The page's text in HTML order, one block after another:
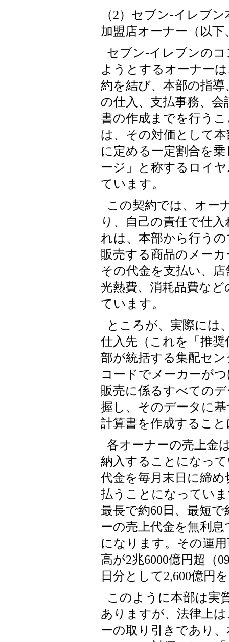
（2）セブン-イレブ
加盟店オーナー（以
セブン-イレブンの
ようとするオーナー
約を結び、本部の指
の仕入、支払事務、
書の作成までを行う
は、その対価として
に定める一定割合を
ージ」と称するロイ
ています。
この契約では、オー
り、自己の責任で仕
れは、本部から行う
販売する商品のメー
その代金を支払い、
光熱費、消耗品費な
ています。
ところが、実際には
仕入先（これを「推
部が統括する集配セ
コードでメーカーが
販売に係るすべての
握し、そのデータに
計算書を作成するこ
各オーナーの売上金
納入することになっ
代金を毎月末日に締
払うことになってい
最長で約60日、最短で
ーの売上代金を無利
になります。その運
高が2兆6000億円超（
日分として2,600億円
このように本部は実
ありますが、法律上
ーの取り引きであり